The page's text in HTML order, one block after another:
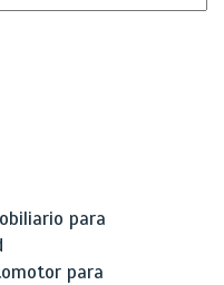
para
para